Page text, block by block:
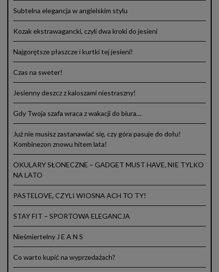
Subtelna elegancja w angielskim stylu
Kozak ekstrawagancki, czyli dwa kroki do jesieni
Najgorętsze płaszcze i kurtki tej jesieni!
Czas na sweter!
Jesienny deszcz z kaloszami niestraszny!
Gdy Twoja szafa wraca z wakacji do biura…
Już nie musisz zastanawiać się, czy góra pasuje do dołu!
Kombinezon znowu hitem lata!
OKULARY SŁONECZNE – GADGET MUST HAVE, NIE TYLKO
NA LATO
PASTELOVE, CZYLI WIOSNA ACH TO TY!
STAY FIT – SPORTOWA ELEGANCJA
Nieśmiertelny J E A N S
Co warto kupić na wyprzedażach?